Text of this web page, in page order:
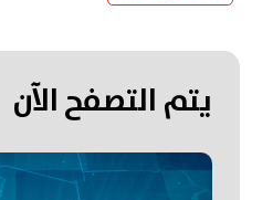
يتم التصفح الآن